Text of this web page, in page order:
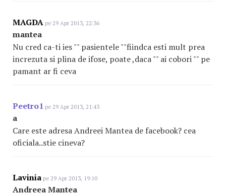
MAGDA pe 29 Apr 2013, 22:36
mantea
Nu cred ca-ti ies "" pasientele ""fiindca esti mult prea
increzuta si plina de ifose, poate ,daca "" ai cobori "" pe
pamant ar fi ceva
Peetro1 pe 29 Apr 2013, 21:43
a
Care este adresa Andreei Mantea de facebook? cea
oficiala..stie cineva?
Lavinia pe 29 Apr 2013, 19:10
Andreea Mantea